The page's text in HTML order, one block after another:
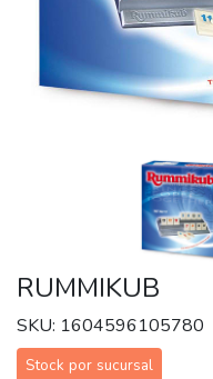
RUMMIKUB
SKU: 1604596105780
Stock por sucursal